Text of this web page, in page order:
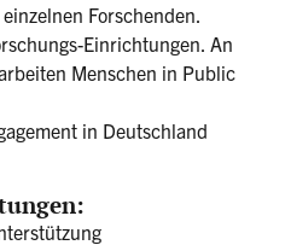
Forschenden.
Einrichtungen. An
Menschen in Public
in Deutschland